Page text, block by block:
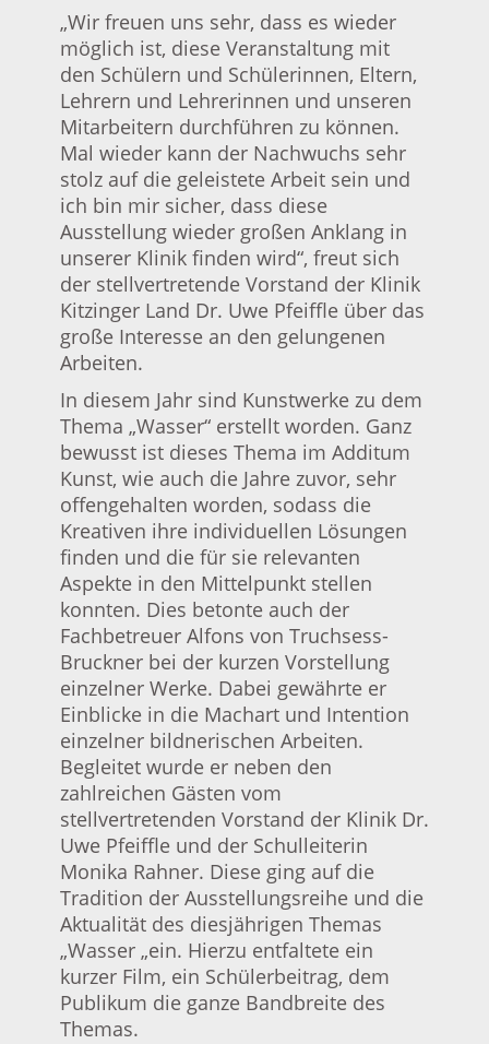
„Wir freuen uns sehr, dass es wieder
möglich ist, diese Veranstaltung mit
den Schülern und Schülerinnen, Eltern,
Lehrern und Lehrerinnen und unseren
Mitarbeitern durchführen zu können.
Mal wieder kann der Nachwuchs sehr
stolz auf die geleistete Arbeit sein und
ich bin mir sicher, dass diese
Ausstellung wieder großen Anklang in
unserer Klinik finden wird“, freut sich
der stellvertretende Vorstand der Klinik
Kitzinger Land Dr. Uwe Pfeiffle über das
große Interesse an den gelungenen
Arbeiten.
In diesem Jahr sind Kunstwerke zu dem
Thema „Wasser“ erstellt worden. Ganz
bewusst ist dieses Thema im Additum
Kunst, wie auch die Jahre zuvor, sehr
offengehalten worden, sodass die
Kreativen ihre individuellen Lösungen
finden und die für sie relevanten
Aspekte in den Mittelpunkt stellen
konnten. Dies betonte auch der
Fachbetreuer Alfons von Truchsess-
Bruckner bei der kurzen Vorstellung
einzelner Werke. Dabei gewährte er
Einblicke in die Machart und Intention
einzelner bildnerischen Arbeiten.
Begleitet wurde er neben den
zahlreichen Gästen vom
stellvertretenden Vorstand der Klinik Dr.
Uwe Pfeiffle und der Schulleiterin
Monika Rahner. Diese ging auf die
Tradition der Ausstellungsreihe und die
Aktualität des diesjährigen Themas
„Wasser „ein. Hierzu entfaltete ein
kurzer Film, ein Schülerbeitrag, dem
Publikum die ganze Bandbreite des
Themas.